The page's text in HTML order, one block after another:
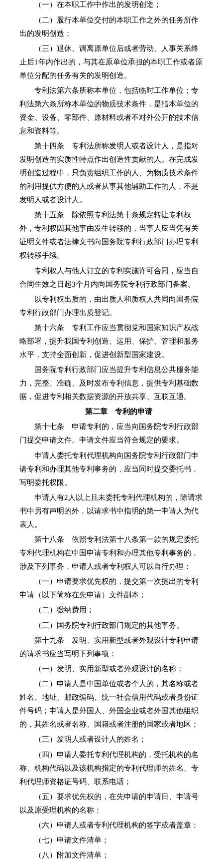
（一）在本职工作中作出的发明创造；
（二）履行本单位交付的本职工作之外的任务所作
出的发明创造；
（三）退休、调离原单位后或者劳动、人事关系终
止后1年内作出的，与其在原单位承担的本职工作或者原
单位分配的任务有关的发明创造。
专利法第六条所称本单位，包括临时工作单位；专
利法第六条所称本单位的物质技术条件，是指本单位的
资金、设备、零部件、原材料或者不对外公开的技术信
息和资料等。
第十四条 专利法所称发明人或者设计人，是指对
发明创造的实质性特点作出创造性贡献的人。在完成发
明创造过程中，只负责组织工作的人、为物质技术条件
的利用提供方便的人或者从事其他辅助工作的人，不是
发明人或者设计人。
第十五条 除依照专利法第十条规定转让专利权
外，专利权因其他事由发生转移的，当事人应当凭有关
证明文件或者法律文书向国务院专利行政部门办理专利
权转移手续。
专利权人与他人订立的专利实施许可合同，应当自
合同生效之日起3个月内向国务院专利行政部门备案。
以专利权出质的，由出质人和质权人共同向国务院
专利行政部门办理出质登记。
第十六条 专利工作应当贯彻党和国家知识产权战
略部署，提升我国专利创造、运用、保护、管理和服务
水平，支持全面创新，促进创新型国家建设。
国务院专利行政部门应当提升专利信息公共服务能
力，完整、准确、及时发布专利信息，提供专利基础数
据，促进专利相关数据资源的开放共享、互联互通。
第二章 专利的申请
第十七条 申请专利的，应当向国务院专利行政部
门提交申请文件。申请文件应当符合规定的要求。
申请人委托专利代理机构向国务院专利行政部门申
请专利和办理其他专利事务的，应当同时提交委托书，
写明委托权限。
申请人有2人以上且未委托专利代理机构的，除请求
书中另有声明的外，以请求书中指明的第一申请人为代
表人。
第十八条 依照专利法第十八条第一款的规定委托
专利代理机构在中国申请专利和办理其他专利事务的，
涉及下列事务，申请人或者专利权人可以自行办理：
（一）申请要求优先权的，提交第一次提出的专利
申请（以下简称在先申请）文件副本；
（二）缴纳费用；
（三）国务院专利行政部门规定的其他事务。
第十九条 发明、实用新型或者外观设计专利申请
的请求书应当写明下列事项：
（一）发明、实用新型或者外观设计的名称；
（二）申请人是中国单位或者个人的，其名称或者
姓名、地址、邮政编码、统一社会信用代码或者身份证
件号码；申请人是外国人、外国企业或者外国其他组织
的，其姓名或者名称、国籍或者注册的国家或者地区；
（三）发明人或者设计人的姓名；
（四）申请人委托专利代理机构的，受托机构的名
称、机构代码以及该机构指定的专利代理师的姓名、专
利代理师资格证号码、联系电话；
（五）要求优先权的，在先申请的申请日、申请号
以及原受理机构的名称；
（六）申请人或者专利代理机构的签字或者盖章；
（七）申请文件清单；
（八）附加文件清单；